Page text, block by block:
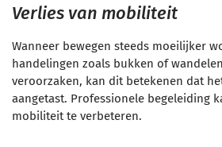
Verlies van mobiliteit
Wanneer bewegen steeds moeilijker
handelingen zoals bukken of
veroorzaken, kan dit betekenen dat
aangetast. Professionele begeleiding
mobiliteit te verbeteren.